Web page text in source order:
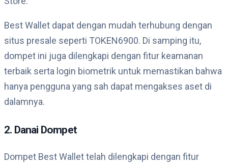
Best Wallet dapat dengan mudah terhubung dengan
situs presale seperti TOKEN6900. Di samping itu,
dompet ini juga dilengkapi dengan fitur keamanan
terbaik serta login biometrik untuk memastikan bahwa
hanya pengguna yang sah dapat mengakses aset di
dalamnya.
2. Danai Dompet
Dompet Best Wallet telah dilengkapi dengan fitur